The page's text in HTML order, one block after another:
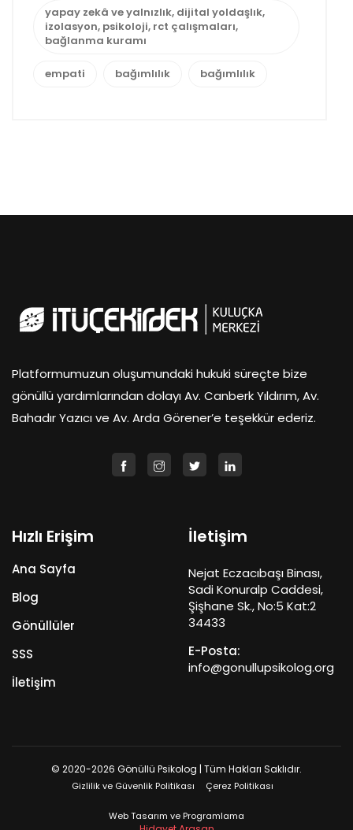
yapay zekâ ve yalnızlık, dijital yoldaşlık,
izolasyon, psikoloji, rct çalışmaları,
bağlanma kuramı
empati bağımlılık bağımlılık
Platformumuzun oluşumundaki hukuki süreçte bize
gönüllü yardımlarından dolayı Av. Canberk Yıldırım, Av.
Bahadır Yazıcı ve Av. Arda Görener’e teşekkür ederiz.
Hızlı Erişim
Ana Sayfa
Blog
Gönüllüler
SSS
İletişim
İletişim
Nejat Eczacıbaşı Binası,
Sadi Konuralp Caddesi,
Şişhane Sk., No:5 Kat:2
34433
E-Posta:
info@gonullupsikolog.org
© 2020-2026 Gönüllü Psikolog | Tüm Hakları Saklıdır.
Gizlilik ve Güvenlik Politikası Çerez Politikası
Web Tasarım ve Programlama